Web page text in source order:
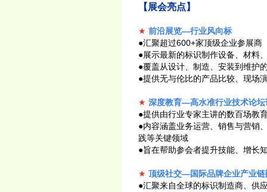
【展会亮点】
★ 前沿展览—行业风向标
●汇聚超过600+家顶级企业参展商
●展示最新的标识制作设备、材料
●覆盖从设计、制造、安装到维护
●提供无与伦比的产品比较、现场
★ 深度教育—高水准行业技术论坛
●提供由行业专家主讲的数百场教
●内容涵盖业务运营、销售与营销
践等关键领域
●旨在帮助参会者提升技能、增长
★ 顶级社交—国际品牌企业产业链
●汇聚来自全球的标识制造商、供